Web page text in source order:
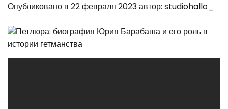
Опубликовано в 22 февраля 2023автор: studiohallo_